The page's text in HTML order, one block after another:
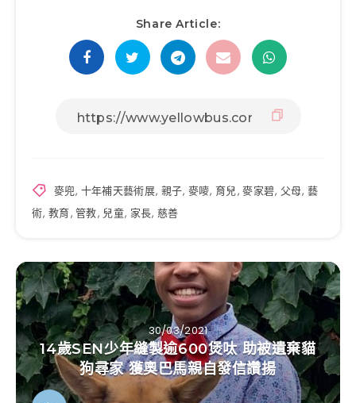
Share Article:
麥兜, 十年補天藝術展, 親子, 麥嘜, 育兒,麥家碧, 父母, 藝
術, 教育,管教, 兒童, 家長, 慈善
30/03/2021
14歲SEN少年縫製逾600煲呔 助被遺棄貓
狗尋家 獲奧巴馬親自發信讚揚